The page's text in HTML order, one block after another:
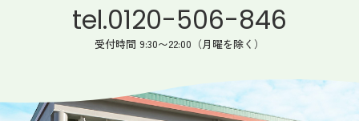
tel.0120-506-846
受付時間 9:30〜22:00（月曜を除く）